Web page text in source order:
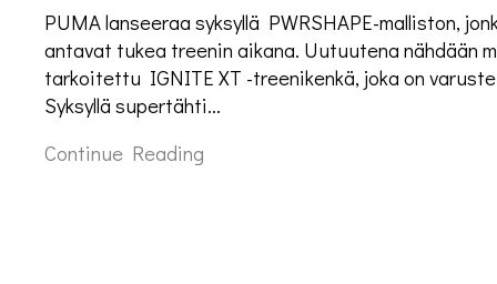
PUMA lanseeraa syksyllä PWRSHAPE-malliston,
antavat tukea treenin aikana. Uutuutena nähdään
tarkoitettu IGNITE XT -treenikenkä, joka on
Syksyllä supertähti…
Continue Reading